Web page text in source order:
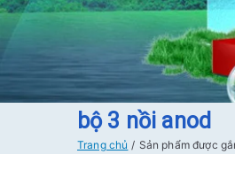
bộ 3 nồi anod
Trang chủ Sản phẩm được